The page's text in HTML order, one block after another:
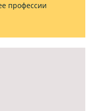
профессии